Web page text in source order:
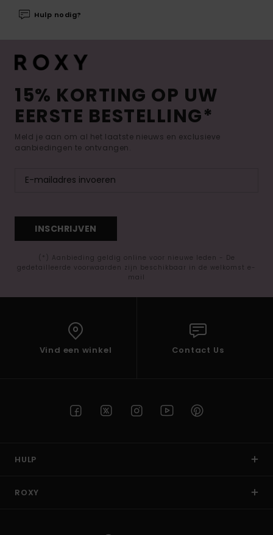
Hulp nodig?
15% KORTING OP UW
EERSTE BESTELLING*
Meld je aan om al het laatste nieuws en exclusieve
aanbiedingen te ontvangen.
INSCHRIJVEN
(*) Aanbieding geldig online voor nieuwe leden - De
gedetailleerde voorwaarden zijn beschikbaar in de welkomst e-
mail
Vind een winkel Contact Us
HULP
ROXY